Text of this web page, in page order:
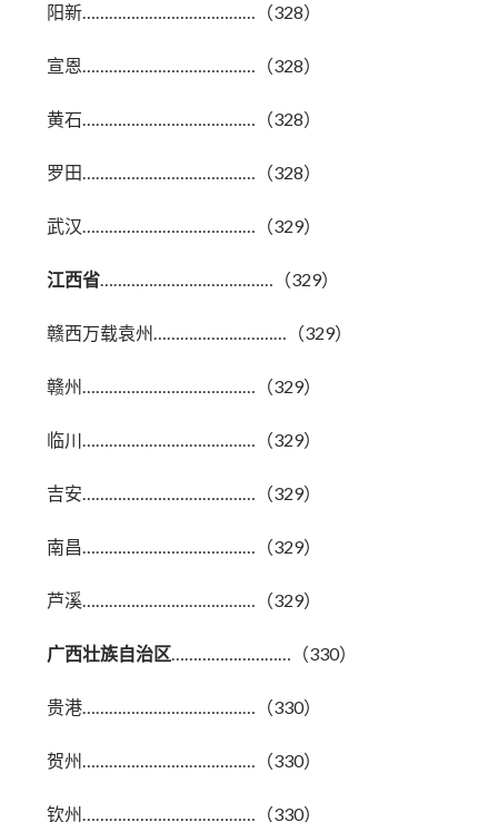
阳新…………………………………（328）
宣恩…………………………………（328）
黄石…………………………………（328）
罗田…………………………………（328）
武汉…………………………………（329）
江西省…………………………………（329）
赣西万载袁州…………………………（329）
赣州…………………………………（329）
临川…………………………………（329）
吉安…………………………………（329）
南昌…………………………………（329）
芦溪…………………………………（329）
广西壮族自治区………………………（330）
贵港…………………………………（330）
贺州…………………………………（330）
钦州…………………………………（330）